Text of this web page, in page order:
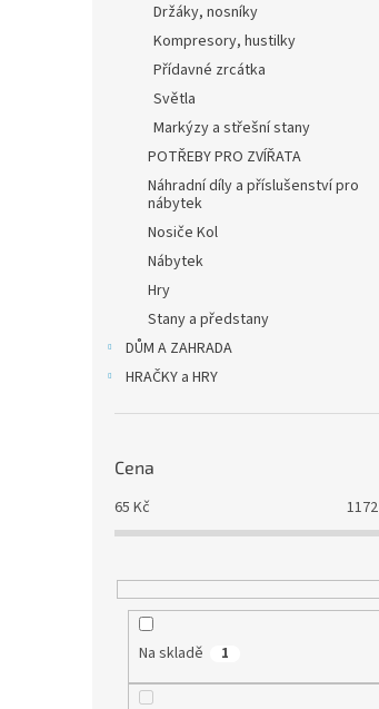
Držáky, nosníky
Kompresory, hustilky
Přídavné zrcátka
Světla
Markýzy a střešní stany
POTŘEBY PRO ZVÍŘATA
Náhradní díly a příslušenství pro
nábytek
Nosiče Kol
Nábytek
Hry
Stany a předstany
DŮM A ZAHRADA
HRAČKY a HRY
Cena
65 Kč 1172
Na skladě 1